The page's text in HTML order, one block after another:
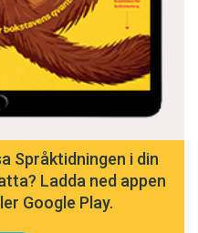
Språktidningen i din
Ladda ned appen
Google Play.